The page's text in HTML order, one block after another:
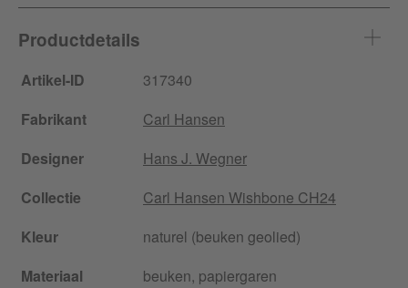
Productdetails
Artikel-ID
317340
Fabrikant
Carl Hansen
Designer
Hans J. Wegner
Collectie
Carl Hansen Wishbone CH24
Kleur
naturel (beuken geolied)
Materiaal
beuken, papiergaren